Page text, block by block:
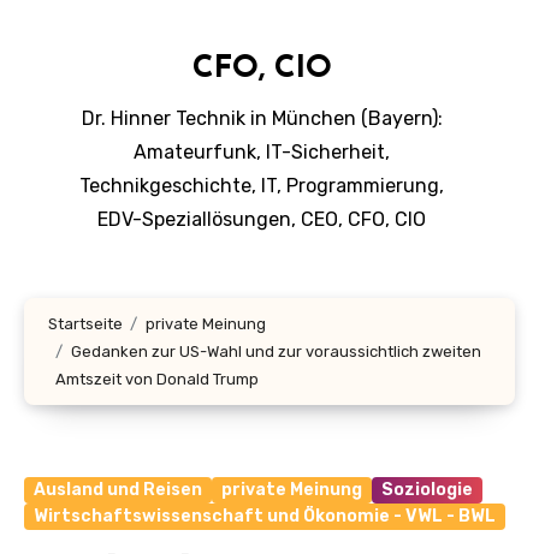
CFO, CIO
Dr. Hinner Technik in München (Bayern):
Amateurfunk, IT-Sicherheit,
Technikgeschichte, IT, Programmierung,
EDV-Speziallösungen, CEO, CFO, CIO
Startseite
private Meinung
Gedanken zur US-Wahl und zur voraussichtlich zweiten
Amtszeit von Donald Trump
Ausland und Reisen private Meinung
Soziologie
Wirtschaftswissenschaft und Ökonomie - VWL - BWL